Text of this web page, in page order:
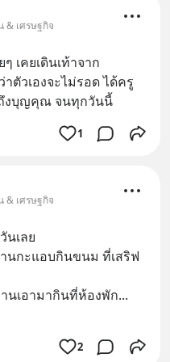
& เศรษฐกิจ
เคยเดินเท้าจาก
ตัวเองจะไม่รอด ได้ครู
งบุญคุณ จนทุกวันนี้
1
& เศรษฐกิจ
นเลย
นกะแอบกินขนม ที่เสริฟ
นเอามากินที่ห้องพัก...
2